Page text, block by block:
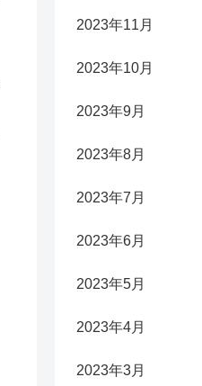
2023年11月
2023年10月
2023年9月
2023年8月
2023年7月
2023年6月
2023年5月
2023年4月
2023年3月